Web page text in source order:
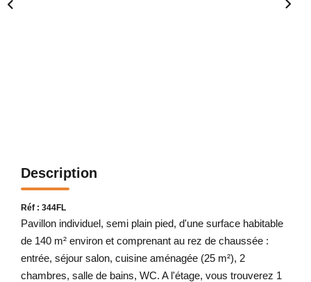
Description
Réf : 344FL
Pavillon individuel, semi plain pied, d'une surface habitable
de 140 m² environ et comprenant au rez de chaussée :
entrée, séjour salon, cuisine aménagée (25 m²), 2
chambres, salle de bains, WC. A l'étage, vous trouverez 1